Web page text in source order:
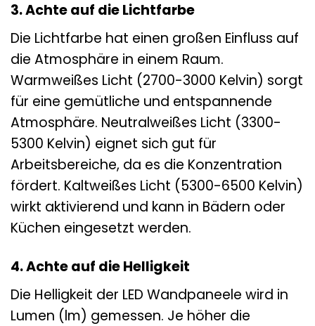
3. Achte auf die Lichtfarbe
Die Lichtfarbe hat einen großen Einfluss auf
die Atmosphäre in einem Raum.
Warmweißes Licht (2700-3000 Kelvin) sorgt
für eine gemütliche und entspannende
Atmosphäre. Neutralweißes Licht (3300-
5300 Kelvin) eignet sich gut für
Arbeitsbereiche, da es die Konzentration
fördert. Kaltweißes Licht (5300-6500 Kelvin)
wirkt aktivierend und kann in Bädern oder
Küchen eingesetzt werden.
4. Achte auf die Helligkeit
Die Helligkeit der LED Wandpaneele wird in
Lumen (lm) gemessen. Je höher die